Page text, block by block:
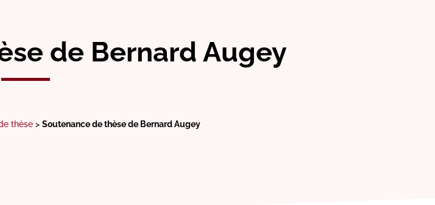
de Bernard Augey
thèse> Soutenance de thèse de Bernard Augey